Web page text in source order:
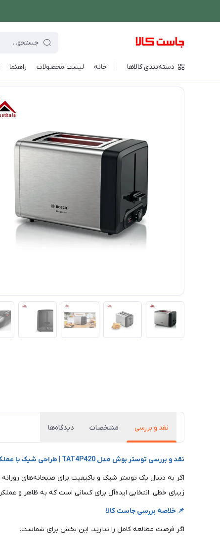
دسته‌بندی کالاها خانه لیست محصولات راهنما
فروشگاه اینترنتی جاست کالا پخت و پز توستر و آون توستر
نقد و بررسی مشخصات دیدگاه‌ها
نقد و بررسی توستر بوش مدل TAT4P420 | طراحی شیک با عملکرد حرفه‌ای برای صبحانه‌های عالی
اگر به دنبال یک توستر شیک و باکیفیت برای صبحانه‌های
زیبای خطی، انتخابی ایده‌آل برای کسانی است که به ظاهر و
📌 خلاصه بررسی جاست کالا
اگر فرصت مطالعه کامل را ندارید، این بخش برای شماست.